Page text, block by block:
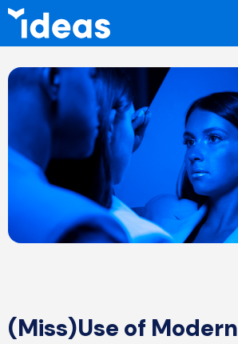
(Miss)Use of Modern